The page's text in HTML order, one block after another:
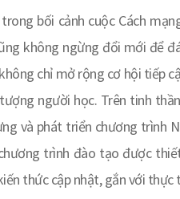
trong bối cảnh cuộc Cách
không ngừng đổi mới để
chỉ mở rộng cơ hội tiếp
người học. Trên tinh
và phát triển chương trình
trình đào tạo được
thức cập nhật, gắn với thực